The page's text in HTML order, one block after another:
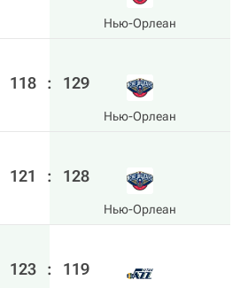
Нью-Орлеан
118 : 129
Нью-Орлеан
121 : 128
Нью-Орлеан
123 : 119